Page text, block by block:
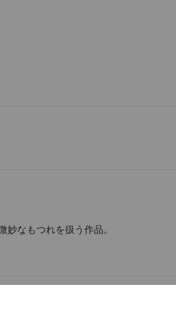
なもつれを扱う作品。